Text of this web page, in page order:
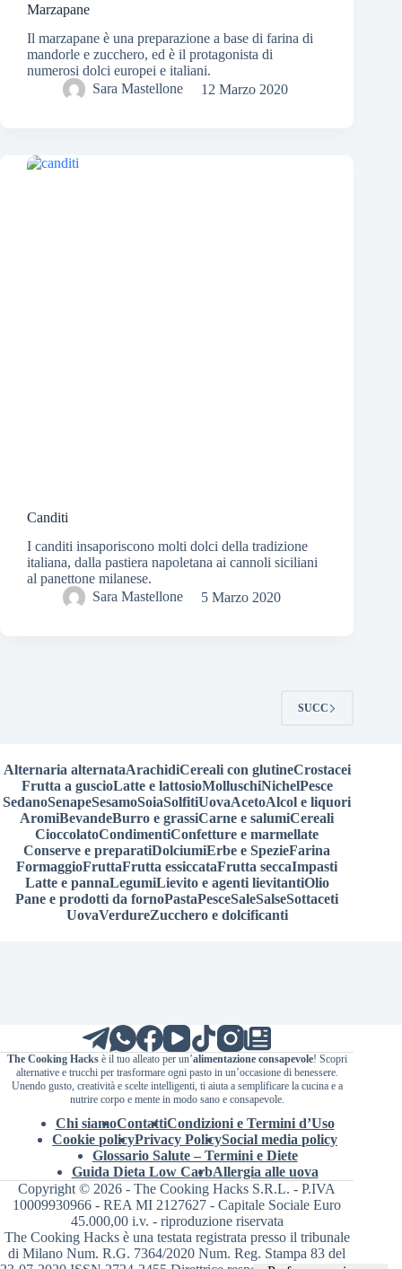
Marzapane
Il marzapane è una preparazione a base di farina di
mandorle e zucchero, ed è il protagonista di
numerosi dolci europei e italiani.
Sara Mastellone
12 Marzo 2020
Canditi
I canditi insaporiscono molti dolci della tradizione
italiana, dalla pastiera napoletana ai cannoli siciliani
al panettone milanese.
Sara Mastellone
5 Marzo 2020
SUCC
Alternaria alternataArachidiCereali con glutineCrostacei
Frutta a guscioLatte e lattosioMolluschiNichelPesce
SedanoSenapeSesamoSoiaSolfitiUovaAcetoAlcol e liquori
AromiBevandeBurro e grassiCarne e salumiCereali
CioccolatoCondimentiConfetture e marmellate
Conserve e preparatiDolciumiErbe e SpezieFarina
FormaggioFruttaFrutta essiccataFrutta seccaImpasti
Latte e pannaLegumiLievito e agenti lievitantiOlio
Pane e prodotti da fornoPastaPesceSaleSalseSottaceti
UovaVerdureZucchero e dolcificanti
The Cooking Hacksè il tuo alleato per un’alimentazione consapevole! Scopri
alternative e trucchi per trasformare ogni pasto in un’occasione di benessere.
Unendo gusto, creatività e scelte intelligenti, ti aiuta a semplificare la cucina e a
nutrire corpo e mente in modo sano e consapevole.
Chi siamoContattiCondizioni e Termini d’Uso
Cookie policyPrivacy PolicySocial media policy
Glossario Salute – Termini e Diete
Guida Dieta Low CarbAllergia alle uova
Copyright © 2026 - The Cooking Hacks S.R.L. - P.IVA
10009930966 - REA MI 2127627 - Capitale Sociale Euro
45.000,00 i.v. - riproduzione riservata
The Cooking Hacks è una testata registrata presso il tribunale
di Milano Num. R.G. 7364/2020 Num. Reg. Stampa 83 del